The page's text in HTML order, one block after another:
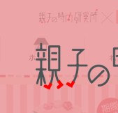
ホーム